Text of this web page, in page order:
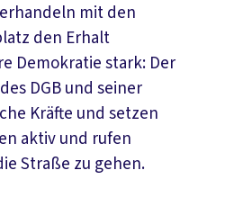
mit den
den Erhalt
Demokratie stark: Der
DGB und seiner
Kräfte und setzen
aktiv und rufen
Straße zu gehen.